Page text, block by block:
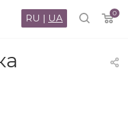
0
RU | UA